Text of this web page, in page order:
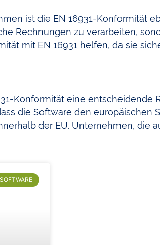
ist die EN 16931-Konformität
Rechnungen zu verarbeiten,
mit EN 16931 helfen, da sie
Konformität eine entscheidende
die Software den europäischen
der EU. Unternehmen, die